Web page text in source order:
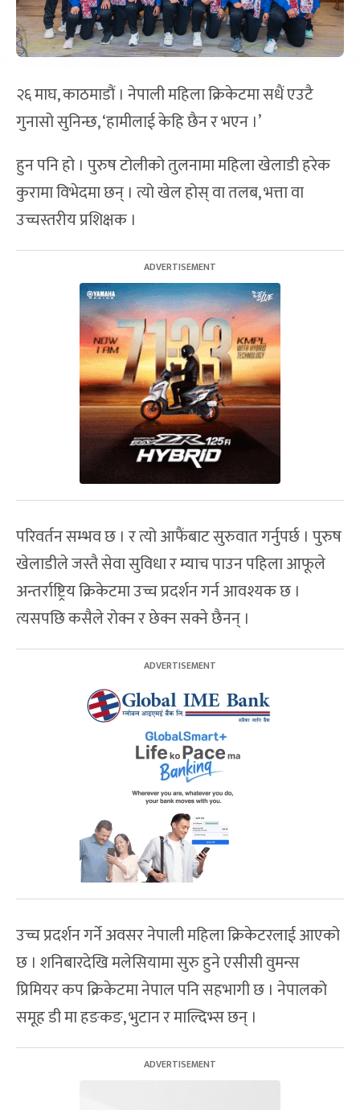
२६ माघ, काठमाडौं । नेपाली महिला क्रिकेटमा सधैं एउटै
गुनासो सुनिन्छ, ‘हामीलाई केहि छैन र भएन ।’
हुन पनि हो । पुरुष टोलीको तुलनामा महिला खेलाडी हरेक
कुरामा विभेदमा छन् । त्यो खेल होस् वा तलब, भत्ता वा
उच्चस्तरीय प्रशिक्षक ।
परिवर्तन सम्भव छ । र त्यो आफैंबाट सुरुवात गर्नुपर्छ । पुरुष
खेलाडीले जस्तै सेवा सुविधा र म्याच पाउन पहिला आफूले
अन्तर्राष्ट्रिय क्रिकेटमा उच्च प्रदर्शन गर्न आवश्यक छ ।
त्यसपछि कसैले रोक्न र छेक्न सक्ने छैनन् ।
उच्च प्रदर्शन गर्ने अवसर नेपाली महिला क्रिकेटरलाई आएको
छ । शनिबारदेखि मलेसियामा सुरु हुने एसीसी वुमन्स
प्रिमियर कप क्रिकेटमा नेपाल पनि सहभागी छ । नेपालको
समूह डी मा हङकङ, भुटान र माल्दिभ्स छन् ।